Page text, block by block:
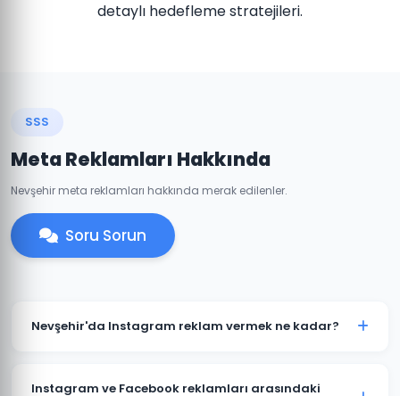
detaylı hedefleme stratejileri.
SSS
Meta Reklamları Hakkında
Nevşehir meta reklamları hakkında merak edilenler.
Soru Sorun
Nevşehir'da Instagram reklam vermek ne kadar?
sektörünüze göre değişir. Nevşehir'daki işletmeniz için
Instagram ve Facebook reklamları arasındaki